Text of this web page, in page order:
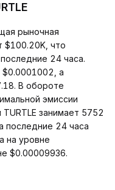
рыночная
$100.20K, что
24 часа.
$0.0001002, а
В обороте
эмиссии
занимает 5752
последние 24 часа
на уровне
$0.00009936.